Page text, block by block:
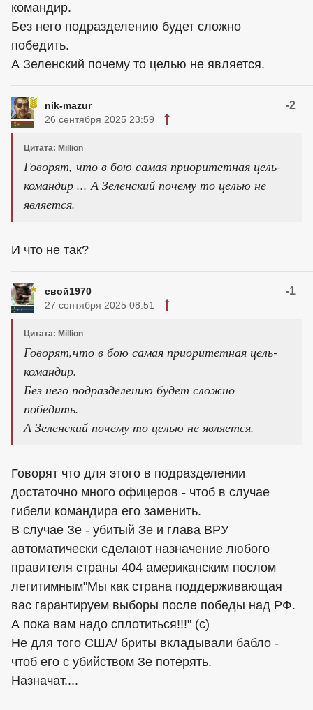
командир.
Без него подразделению будет сложно
победить.
А Зеленский почему то целью не является.
nik-mazur -2
26 сентября 2025 23:59
Цитата: Million
Говорят, что в бою самая приоритетная цель-
командир ... А Зеленский почему то целью не
является.
И что не так?
свой1970 -1
27 сентября 2025 08:51
Цитата: Million
Говорят,что в бою самая приоритетная цель-
командир.
Без него подразделению будет сложно
победить.
А Зеленский почему то целью не является.
Говорят что для этого в подразделении
достаточно много офицеров - чтоб в случае
гибели командира его заменить.
В случае Зе - убитый Зе и глава ВРУ
автоматически сделают назначение любого
правителя страны 404 американским послом
легитимным"Мы как страна поддерживающая
вас гарантируем выборы после победы над РФ.
А пока вам надо сплотиться!!!" (с)
Не для того США/ бриты вкладывали бабло -
чтоб его с убийством Зе потерять.
Назначат....